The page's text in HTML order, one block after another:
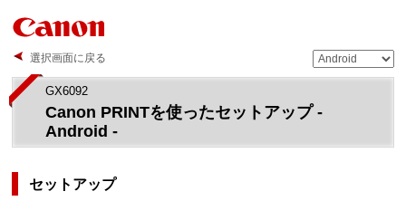
選択画面に戻る
GX6092
Canon PRINTを使ったセットアップ -
Android -
セットアップ